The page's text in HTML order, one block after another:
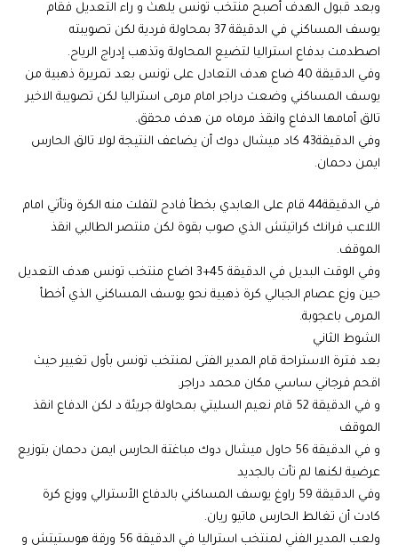
وبعد قبول الهدف أصبح منتخب تونس يلهث و راء التعديل فقام
يوسف المساكني في الدقيقة 37 بمحاولة فردية لكن تصويبته
اصطدمت بدفاع استراليا لتضيع المحاولة وتذهب إدراج الرياح.
وفي الدقيقة 40 ضاع هدف التعادل على تونس بعد تمريرة ذهبية من
يوسف المساكني وضعت دراجر امام مرمى استراليا لكن تصويبة الاخير
تالق أمامها الدفاع وانقذ مرماه من هدف محقق.
وفي الدقيقة43 كاد ميشال دوك أن يضاعف النتيجة لولا تالق الحارس
ايمن دحمان.
في الدقيقة44 قام على العابدي بخطأ فادح لتفلت منه الكرة وتأتي امام
اللاعب فرانك كراتيتش الذي صوب بقوة لكن منتصر الطالبي انقذ
الموقف.
وفي الوقت البديل في الدقيقة 45+3 اضاع منتخب تونس هدف التعديل
حين وزع عصام الجبالي كرة ذهبية نحو يوسف المساكني الذي أخطأ
المرمى باعجوبة.
الشوط الثاني
بعد فترة الاستراحة قام المدير الفتى لمنتخب تونس بأول تغيير حيث
اقحم فرجاني ساسي مكان محمد دراجر.
و في الدقيقة 52 قام نعيم السليتي بمحاولة جريئة د لكن الدفاع انقذ
الموقف
و في الدقيقة 56 حاول ميشال دوك مباغتة الحارس ايمن دحمان بتوزيع
عرضية لكنها لم تأت بالجديد
وفي الدقيقة 59 راوغ يوسف المساكني بالدفاع الأسترالي ووزع كرة
كادت أن تغالط الحارس ماتيو ريان.
ولعب المدير الفني لمنتخب استراليا في الدقيقة 56 ورقة هوستيتش و